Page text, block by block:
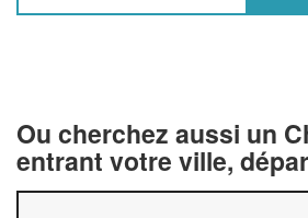
Ou cherchez aussi un
entrant votre ville,